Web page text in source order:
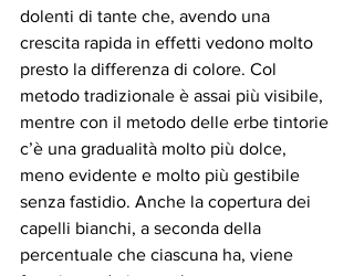
dolenti di tante che, avendo una
crescita rapida in effetti vedono molto
presto la differenza di colore. Col
metodo tradizionale è assai più visibile,
mentre con il metodo delle erbe tintorie
c’è una gradualità molto più dolce,
meno evidente e molto più gestibile
senza fastidio. Anche la copertura dei
capelli bianchi, a seconda della
percentuale che ciascuna ha, viene